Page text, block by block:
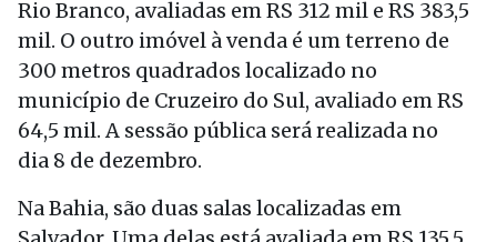
Rio Branco, avaliadas em RS 312 mil e RS 383,5
mil. O outro imóvel à venda é um terreno de
300 metros quadrados localizado no
município de Cruzeiro do Sul, avaliado em RS
64,5 mil. A sessão pública será realizada no
dia 8 de dezembro.
Na Bahia, são duas salas localizadas em